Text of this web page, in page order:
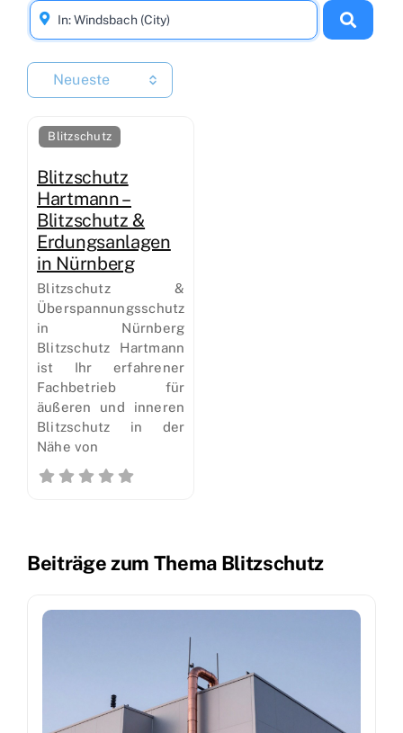
Neueste
Blitzschutz
Blitzschutz
Hartmann –
Blitzschutz &
Erdungsanlagen
in Nürnberg
Blitzschutz &
Überspannungsschutz
in Nürnberg
Blitzschutz Hartmann
ist Ihr erfahrener
Fachbetrieb für
äußeren und inneren
Blitzschutz in der
Nähe von
Beiträge zum Thema Blitzschutz